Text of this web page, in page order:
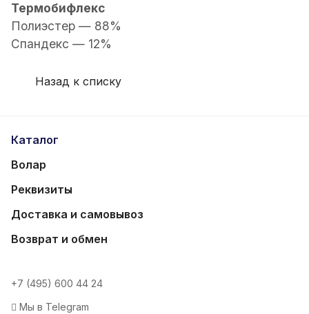
Термобифлекс
Полиэстер — 88%
Спандекс — 12%
Назад к списку
Каталог
Волар
Реквизиты
Доставка и самовывоз
Возврат и обмен
+7 (495) 600 44 24
Мы в Telegram